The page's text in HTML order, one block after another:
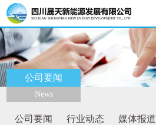
公司要闻
News
公司要闻 行业动态 媒体报道